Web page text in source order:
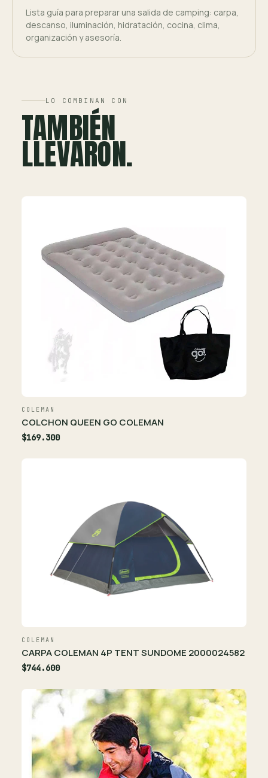
Lista guía para preparar una salida de camping: carpa,
descanso, iluminación, hidratación, cocina, clima,
organización y asesoría.
LO COMBINAN CON
TAMBIÉN
LLEVARON.
COLEMAN
COLCHON QUEEN GO COLEMAN
$169.300
COLEMAN
CARPA COLEMAN 4P TENT SUNDOME 2000024582
$744.600